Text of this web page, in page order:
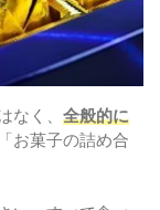
なく、 全般的に
お菓子の詰め合